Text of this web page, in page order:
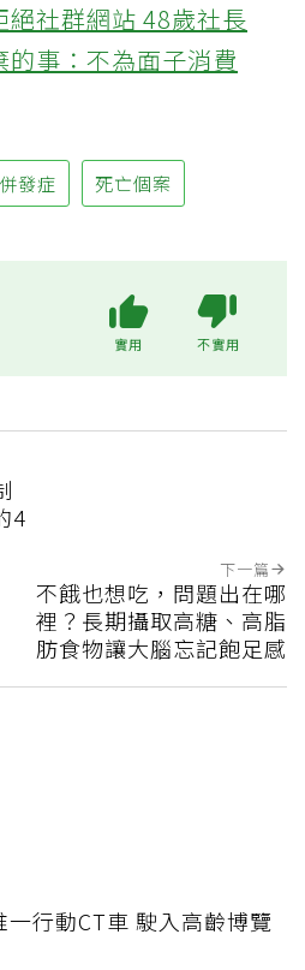
社群網站 48歲社長
事：不為面子消費
併發症 死亡個案
實用 不實用
4
下一篇
不餓也想吃，問題出在哪
裡？長期攝取高糖、高脂
肪食物讓大腦忘記飽足感
一行動CT車 駛入高齡博覽